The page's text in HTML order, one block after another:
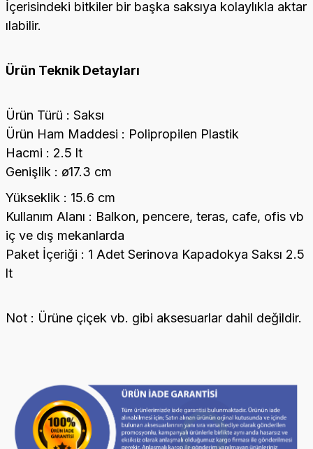
İçerisindeki bitkiler bir başka saksıya kolaylıkla aktar
ılabilir.
Ürün Teknik Detayları
Ürün Türü : Saksı
Ürün Ham Maddesi : Polipropilen Plastik
Hacmi : 2.5 lt
Genişlik : ø17.3 cm
Yükseklik : 15.6 cm
Kullanım Alanı : Balkon, pencere, teras, cafe, ofis vb
iç ve dış mekanlarda
Paket İçeriği : 1 Adet Serinova Kapadokya Saksı 2.5
lt
Not : Ürüne çiçek vb. gibi aksesuarlar dahil değildir.